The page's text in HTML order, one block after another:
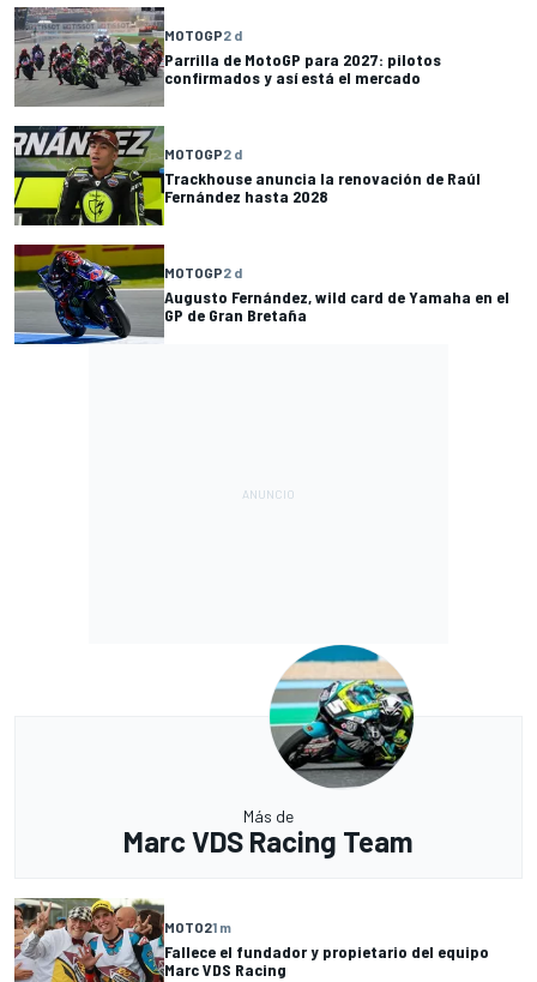
MOTOGP2 d
Parrilla de MotoGP para 2027: pilotos
confirmados y así está el mercado
MOTOGP2 d
Trackhouse anuncia la renovación de Raúl
Fernández hasta 2028
MOTOGP2 d
Augusto Fernández, wild card de Yamaha en el
GP de Gran Bretaña
Más de
Marc VDS Racing Team
MOTO21 m
Fallece el fundador y propietario del equipo
Marc VDS Racing